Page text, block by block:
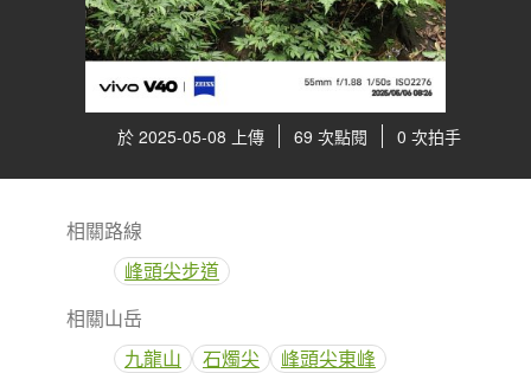
於 2025-05-08 上傳 69 次點閱 0 次拍手
相關路線
峰頭尖步道
相關山岳
九龍山
石燭尖 峰頭尖東峰